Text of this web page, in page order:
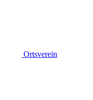
Ortsverein